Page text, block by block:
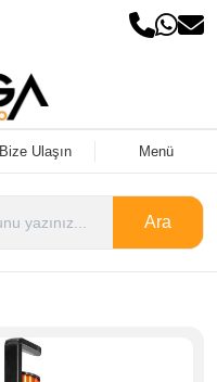
Bize Ulaşın Menü
Ara